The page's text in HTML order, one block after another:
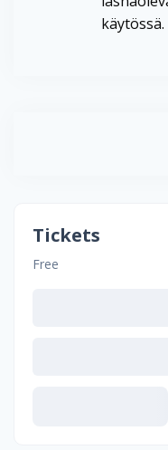
käytössä.
Tickets
Free